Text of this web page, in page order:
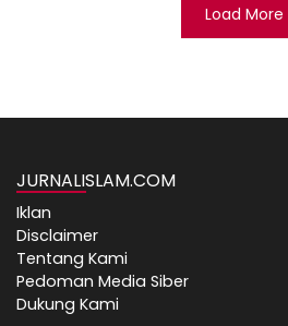
Load More
JURNALISLAM.COM
Iklan
Disclaimer
Tentang Kami
Pedoman Media Siber
Dukung Kami